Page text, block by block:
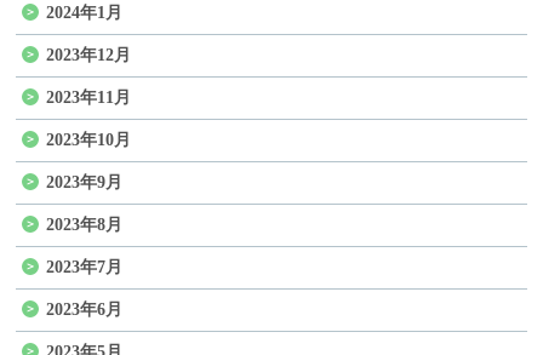
2024年1月
2023年12月
2023年11月
2023年10月
2023年9月
2023年8月
2023年7月
2023年6月